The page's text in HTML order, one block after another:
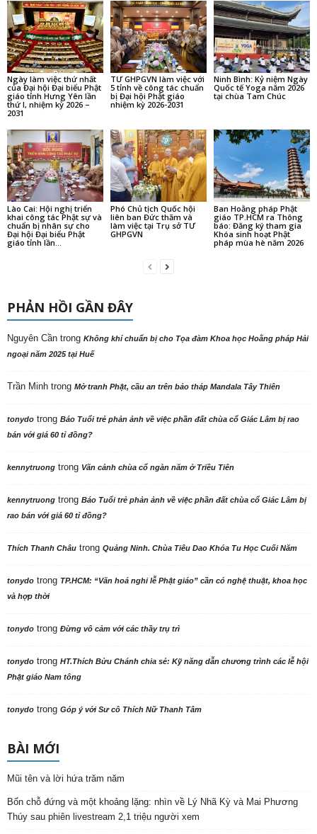
Ngày làm việc thứ nhất
của Đại hội Đại biểu Phật
giáo tỉnh Hưng Yên lần
thứ I, nhiệm kỳ 2026 –
2031
TƯ GHPGVN làm việc với
5 tỉnh về công tác chuẩn
bị Đại hội Phật giáo
nhiệm kỳ 2026-2031
Ninh Bình: Kỷ niệm Ngày
Quốc tế Yoga năm 2026
tại chùa Tam Chúc
Lào Cai: Hội nghị triển
khai công tác Phật sự và
chuẩn bị nhân sự cho
Đại hội Đại biểu Phật
giáo tỉnh lần...
Phó Chủ tịch Quốc hội
liên ban Đức thăm và
làm việc tại Trụ sở TƯ
GHPGVN
Ban Hoằng pháp Phật
giáo TP.HCM ra Thông
báo: Đăng ký tham gia
Khóa sinh hoạt Phật
pháp mùa hè năm 2026
PHẢN HỒI GẦN ĐÂY
Nguyên Cần trong Không khí chuẩn bị cho Tọa đàm Khoa học Hoằng pháp Hải
ngoại năm 2025 tại Huế
Trần Minh trong Mở tranh Phật, cầu an trên bảo tháp Mandala Tây Thiên
tonydo trong Báo Tuổi trẻ phản ảnh về việc phần đất chùa cổ Giác Lâm bị rao
bán với giá 60 tỉ đồng?
kennytruong trong Vãn cảnh chùa cổ ngàn năm ở Triều Tiên
kennytruong trong Báo Tuổi trẻ phản ảnh về việc phần đất chùa cổ Giác Lâm bị
rao bán với giá 60 tỉ đồng?
Thích Thanh Châu trong Quảng Ninh. Chùa Tiêu Dao Khóa Tu Học Cuối Năm
tonydo trong TP.HCM: “Văn hoá nghi lễ Phật giáo” cần có nghệ thuật, khoa học
và hợp thời
tonydo trong Đừng vô cảm với các thầy trụ trì
tonydo trong HT.Thích Bửu Chánh chia sẻ: Kỹ năng dẫn chương trình các lễ hội
Phật giáo Nam tông
tonydo trong Góp ý với Sư cô Thích Nữ Thanh Tâm
BÀI MỚI
Mũi tên và lời hứa trăm năm
Bốn chỗ đứng và một khoảng lặng: nhìn về Lý Nhã Kỳ và Mai Phương
Thúy sau phiên livestream 2,1 triệu người xem